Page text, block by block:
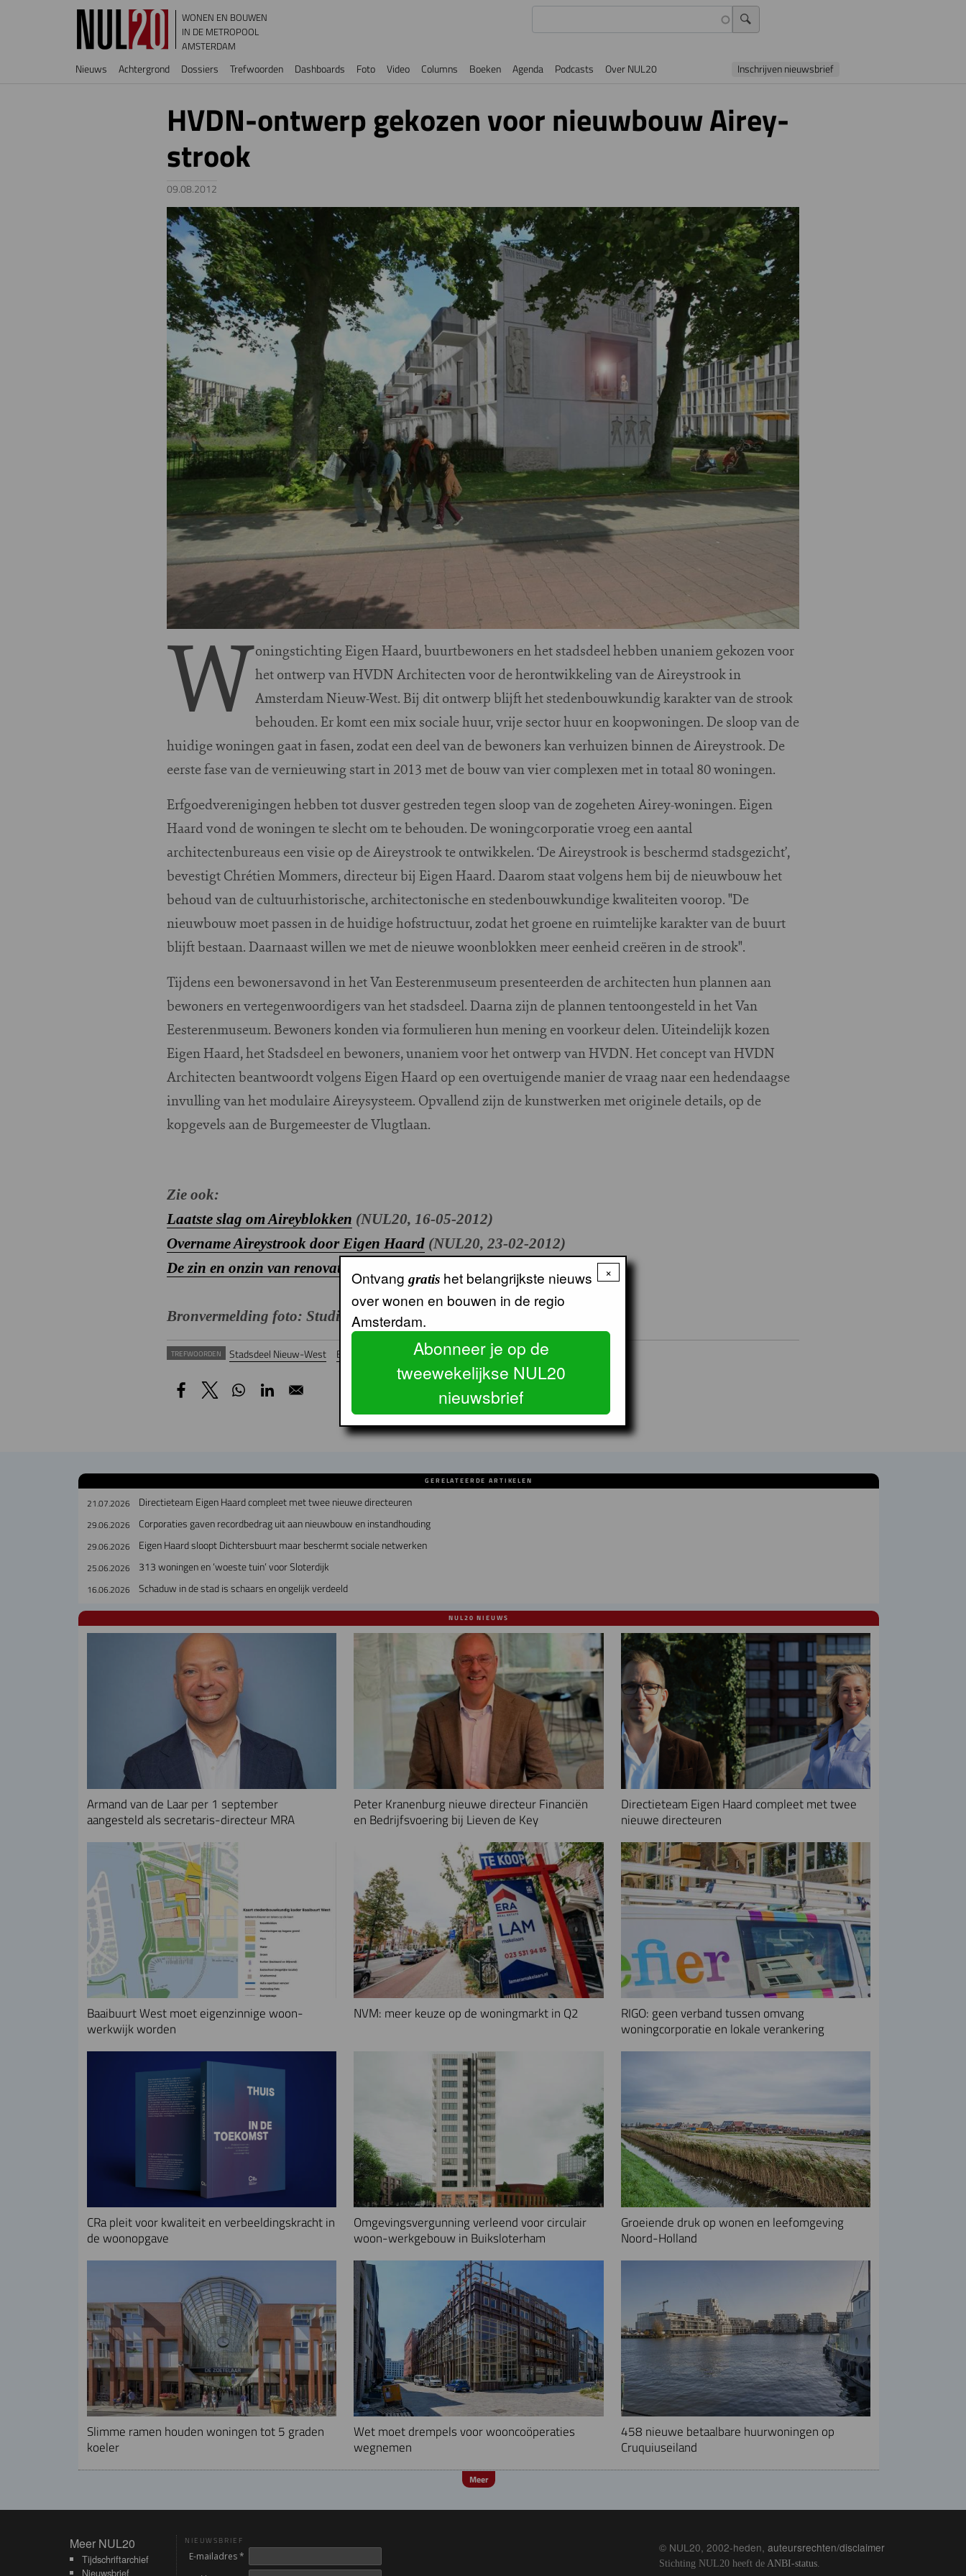
Overslaan en naar de inhoud gaan
WONEN EN BOUWEN
IN DE METROPOOL
AMSTERDAM
Hoofdnavigatie
Nieuws Achtergrond Dossiers Trefwoorden Dashboards Foto Video Columns Boeken Agenda Podcasts Over NUL20 Inschrijven nieuwsbrief
HVDN-ontwerp gekozen voor nieuwbouw Airey-
strook
09.08.2012
Image
Woningstichting Eigen Haard, buurtbewoners en het stadsdeel hebben unaniem gekozen voor
het ontwerp van HVDN Architecten voor de herontwikkeling van de Aireystrook in
Amsterdam Nieuw-West. Bij dit ontwerp blijft het stedenbouwkundig karakter van de strook
behouden. Er komt een mix sociale huur, vrije sector huur en koopwoningen. De sloop van de
huidige woningen gaat in fasen, zodat een deel van de bewoners kan verhuizen binnen de Aireystrook. De
eerste fase van de vernieuwing start in 2013 met de bouw van vier complexen met in totaal 80 woningen.
Erfgoedverenigingen hebben tot dusver gestreden tegen sloop van de zogeheten Airey-woningen. Eigen
Haard vond de woningen te slecht om te behouden. De woningcorporatie vroeg een aantal
architectenbureaus een visie op de Aireystrook te ontwikkelen. ‘De Aireystrook is beschermd stadsgezicht’,
bevestigt Chrétien Mommers, directeur bij Eigen Haard. Daarom staat volgens hem bij de nieuwbouw het
behoud van de cultuurhistorische, architectonische en stedenbouwkundige kwaliteiten voorop. "De
nieuwbouw moet passen in de huidige hofstructuur, zodat het groene en ruimtelijke karakter van de buurt
blijft bestaan. Daarnaast willen we met de nieuwe woonblokken meer eenheid creëren in de strook".
Tijdens een bewonersavond in het Van Eesterenmuseum presenteerden de architecten hun plannen aan
bewoners en vertegenwoordigers van het stadsdeel. Daarna zijn de plannen tentoongesteld in het Van
Eesterenmuseum. Bewoners konden via formulieren hun mening en voorkeur delen. Uiteindelijk kozen
Eigen Haard, het Stadsdeel en bewoners, unaniem voor het ontwerp van HVDN. Het concept van HVDN
Architecten beantwoordt volgens Eigen Haard op een overtuigende manier de vraag naar een hedendaagse
invulling van het modulaire Aireysysteem. Opvallend zijn de kunstwerken met originele details, op de
kopgevels aan de Burgemeester de Vlugtlaan.
Zie ook:
Laatste slag om Aireyblokken (NUL20, 16-05-2012)
Overname Aireystrook door Eigen Haard (NUL20, 23-02-2012)
De zin en onzin van renovatie
Bronvermelding foto: Studioninedots en HVDN Architecten
TREFWOORDEN Stadsdeel Nieuw-West Eigen Haard Monument Sloop Stedelijke vernieuwing
GERELATEERDE ARTIKELEN
21.07.2026 Directieteam Eigen Haard compleet met twee nieuwe directeuren
29.06.2026 Corporaties gaven recordbedrag uit aan nieuwbouw en instandhouding
29.06.2026 Eigen Haard sloopt Dichtersbuurt maar beschermt sociale netwerken
25.06.2026 313 woningen en ‘woeste tuin’ voor Sloterdijk
16.06.2026 Schaduw in de stad is schaars en ongelijk verdeeld
NUL20 NIEUWS
Armand van de Laar per 1 september
aangesteld als secretaris-directeur MRA
Peter Kranenburg nieuwe directeur Financiën
en Bedrijfsvoering bij Lieven de Key
Directieteam Eigen Haard compleet met twee
nieuwe directeuren
Baaibuurt West moet eigenzinnige woon-
werkwijk worden
NVM: meer keuze op de woningmarkt in Q2
RIGO: geen verband tussen omvang
woningcorporatie en lokale verankering
CRa pleit voor kwaliteit en verbeeldingskracht in
de woonopgave
Omgevingsvergunning verleend voor circulair
woon-werkgebouw in Buiksloterham
Groeiende druk op wonen en leefomgeving
Noord-Holland
Slimme ramen houden woningen tot 5 graden
koeler
Wet moet drempels voor wooncoöperaties
wegnemen
458 nieuwe betaalbare huurwoningen op
Cruquiuseiland
Meer
Meer NUL20
Meer NUL20
Tijdschriftarchief
Nieuwsbrief
NIEUWSBRIEF
E-mailadres *
© NUL20, 2002-heden, auteursrechten/disclaimer
Stichting NUL20 heeft de ANBI-status.
×
Ontvang gratis het belangrijkste nieuws
over wonen en bouwen in de regio
Amsterdam.
Abonneer je op de
tweewekelijkse NUL20
nieuwsbrief